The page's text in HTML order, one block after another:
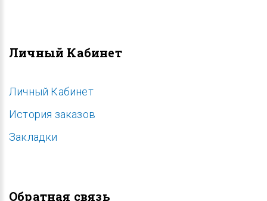
Личный Кабинет
Личный Кабинет
История заказов
Закладки
Обратная связь